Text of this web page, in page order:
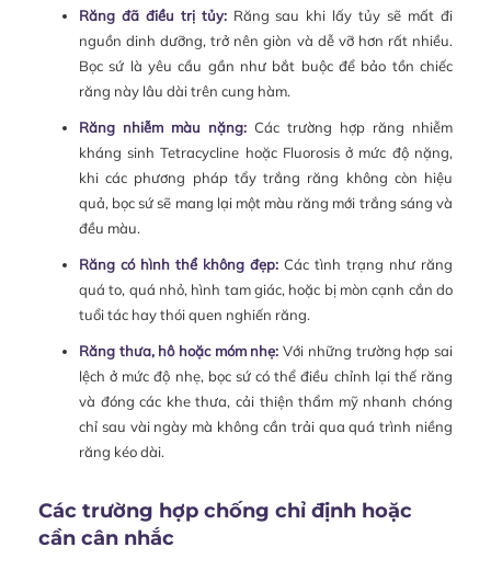
Răng đã điều trị tủy:Răng sau khi lấy tủy sẽ mất đi
nguồn dinh dưỡng, trở nên giòn và dễ vỡ hơn rất nhiều.
Bọc sứ là yêu cầu gần như bắt buộc để bảo tồn chiếc
răng này lâu dài trên cung hàm.
Răng nhiễm màu nặng:Các trường hợp răng nhiễm
kháng sinh Tetracycline hoặc Fluorosis ở mức độ nặng,
khi các phương pháp tẩy trắng răng không còn hiệu
quả, bọc sứ sẽ mang lại một màu răng mới trắng sáng và
đều màu.
Răng có hình thể không đẹp:Các tình trạng như răng
quá to, quá nhỏ, hình tam giác, hoặc bị mòn cạnh cắn do
tuổi tác hay thói quen nghiến răng.
Răng thưa, hô hoặc móm nhẹ: Với những trường hợp sai
lệch ở mức độ nhẹ, bọc sứ có thể điều chỉnh lại thế răng
và đóng các khe thưa, cải thiện thẩm mỹ nhanh chóng
chỉ sau vài ngày mà không cần trải qua quá trình niềng
răng kéo dài.
Các trường hợp chống chỉ định hoặc
cần cân nhắc